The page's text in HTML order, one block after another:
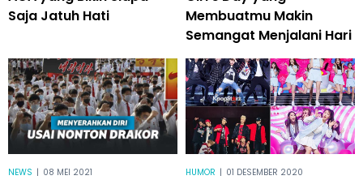
Saja Jatuh Hati
Membuatmu Makin
Semangat Menjalani Hari
NEWS | 08 MEI 2021 HUMOR | 01 DESEMBER 2020